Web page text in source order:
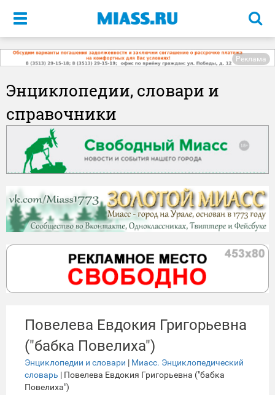
Меню
Реклама
Энциклопедии, словари и
справочники
Повелева Евдокия Григорьевна
("бабка Повелиха")
Энциклопедии и словари | Миасс. Энциклопедический
словарь | Повелева Евдокия Григорьевна ("бабка
Повелиха")